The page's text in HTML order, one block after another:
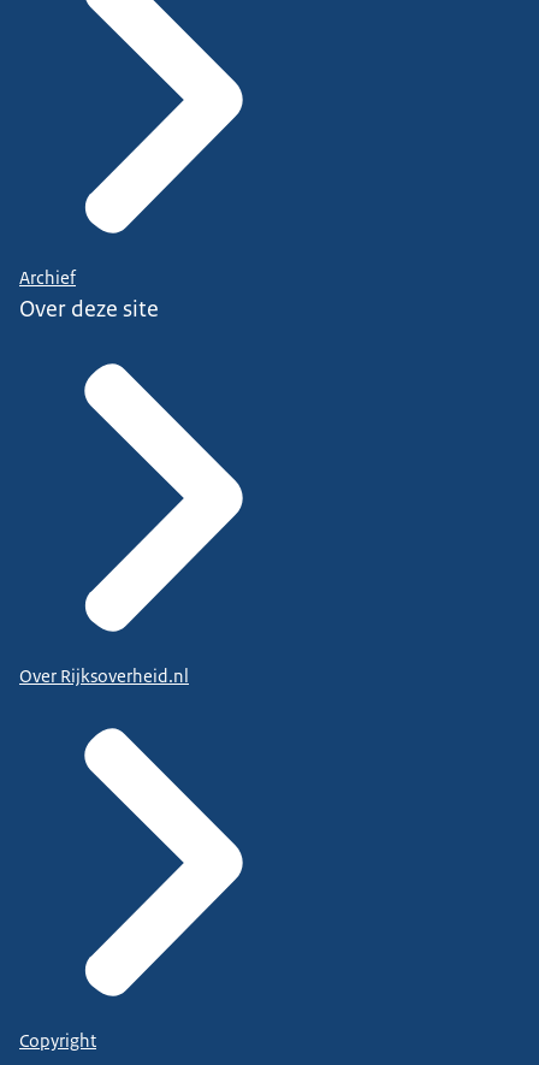
Archief
Over deze site
Over Rijksoverheid.nl
Copyright